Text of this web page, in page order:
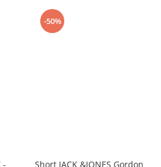
-
-50%
Short JACK &JONES Gordon